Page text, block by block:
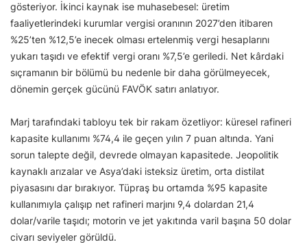
gösteriyor. İkinci kaynak ise muhasebesel: üretim
faaliyetlerindeki kurumlar vergisi oranının 2027’den itibaren
%25’ten %12,5’e inecek olması ertelenmiş vergi hesaplarını
yukarı taşıdı ve efektif vergi oranı %7,5’e geriledi. Net kârdaki
sıçramanın bir bölümü bu nedenle bir daha görülmeyecek,
dönemin gerçek gücünü FAVÖK satırı anlatıyor.
Marj tarafındaki tabloyu tek bir rakam özetliyor: küresel rafineri
kapasite kullanımı %74,4 ile geçen yılın 7 puan altında. Yani
sorun talepte değil, devrede olmayan kapasitede. Jeopolitik
kaynaklı arızalar ve Asya’daki isteksiz üretim, orta distilat
piyasasını dar bırakıyor. Tüpraş bu ortamda %95 kapasite
kullanımıyla çalışıp net rafineri marjını 9,4 dolardan 21,4
dolar/varile taşıdı; motorin ve jet yakıtında varil başına 50 dolar
civarı seviyeler görüldü.